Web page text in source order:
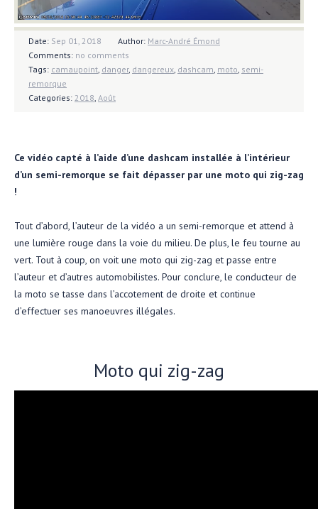
Date: Sep 01, 2018 Author: Marc-André Émond
Comments: no comments
Tags: camaupoint danger, dangereux dashcam moto semi-
remorque
Categories: 2018 Août
Ce vidéo capté à l’aide d’une dashcam installée à l’intérieur
d’un semi-remorque se fait dépasser par une moto qui zig-zag
!
Tout d’abord, l’auteur de la vidéo a un semi-remorque et attend à
une lumière rouge dans la voie du milieu. De plus, le feu tourne au
vert. Tout à coup, on voit une moto qui zig-zag et passe entre
l’auteur et d’autres automobilistes. Pour conclure, le conducteur de
la moto se tasse dans l’accotement de droite et continue
d’effectuer ses manoeuvres illégales.
Moto qui zig-zag